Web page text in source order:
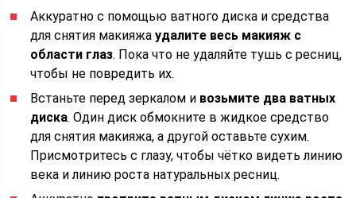
Аккуратно с помощью ватного диска и средства
для снятия макияжаудалите весь макияж с
области глаз. Пока что не удаляйте тушь с ресниц,
чтобы не повредить их.
Встаньте перед зеркалом и возьмите два ватных
диска. Один диск обмокните в жидкое средство
для снятия макияжа, а другой оставьте сухим.
Присмотритесь с глазу, чтобы чётко видеть линию
века и линию роста натуральных ресниц.